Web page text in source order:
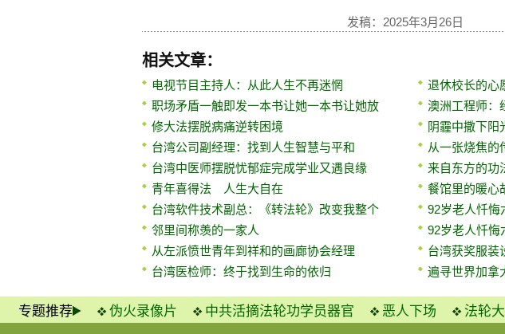
发稿：2025年3月26日
相关文章：
电视节目主持人：从此人生不再迷惘
职场矛盾一触即发一本书让她一本书让她放
修大法摆脱病痛逆转困境
台湾公司副经理：找到人生智慧与平和
台湾中医师摆脱忧郁症完成学业又遇良缘
青年喜得法 人生大自在
台湾软件技术副总：《转法轮》改变我整个
邻里间称羡的一家人
从左派愤世青年到祥和的画廊协会经理
台湾医检师：终于找到生命的依归
退休校长的心
澳洲工程师：
阴霾中撒下阳
从一张烧焦的
来自东方的功
餐馆里的暖心
92岁老人忏悔
92岁老人忏悔
台湾获奖服装
遍寻世界加拿
专题推荐 伪火录像片 中共活摘法轮功学员器官 恶人下场 法轮